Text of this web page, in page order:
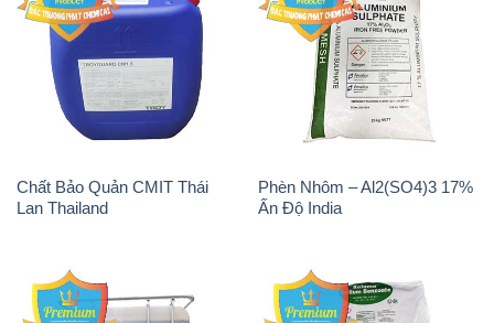
Chất Bảo Quản CMIT Thái
Lan Thailand
Phèn Nhôm – Al2(SO4)3 17%
Ấn Độ India